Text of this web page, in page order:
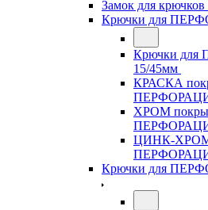
Замок для
Крючки для
Крючки
15/45мм
КРАСКА
ХРОМ
ЦИНК-ХРОМ
Крючки для